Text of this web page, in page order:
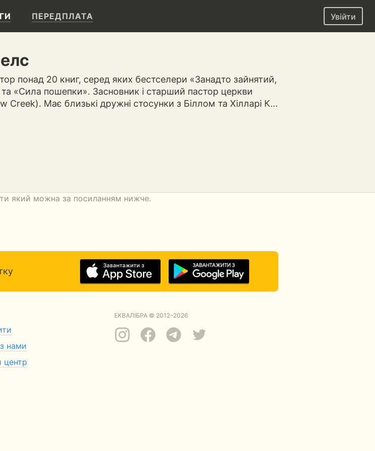
ПЕРЕДПЛАТА Увійти
понад 20 книг, серед яких бестселери «Занадто зайнятий,
«Сила пошепки». Засновник і старший пастор церкви
Creek). Має близькі дружні стосунки з Біллом та Хілларі К…
який можна за посиланням нижче.
нами
центр
ЕКВАЛІБРА © 2012–2026